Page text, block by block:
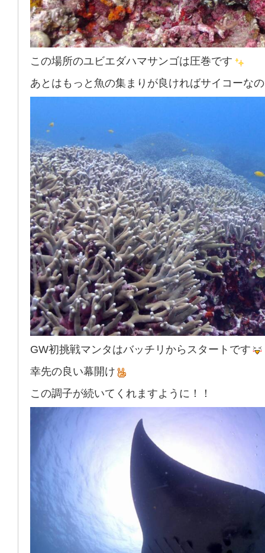
この場所のユビエダハマサンゴは圧巻です
あとはもっと魚の集まりが良ければサイコーな
GW初挑戦マンタはバッチリからスタートです
幸先の良い幕開け
この調子が続いてくれますように！！